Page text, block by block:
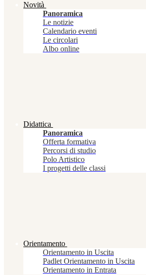
Novità
Panoramica
Le notizie
Calendario eventi
Le circolari
Albo online
Didattica
Panoramica
Offerta formativa
Percorsi di studio
Polo Artistico
I progetti delle classi
Orientamento
Orientamento in Uscita
Padlet Orientamento in Uscita
Orientamento in Entrata